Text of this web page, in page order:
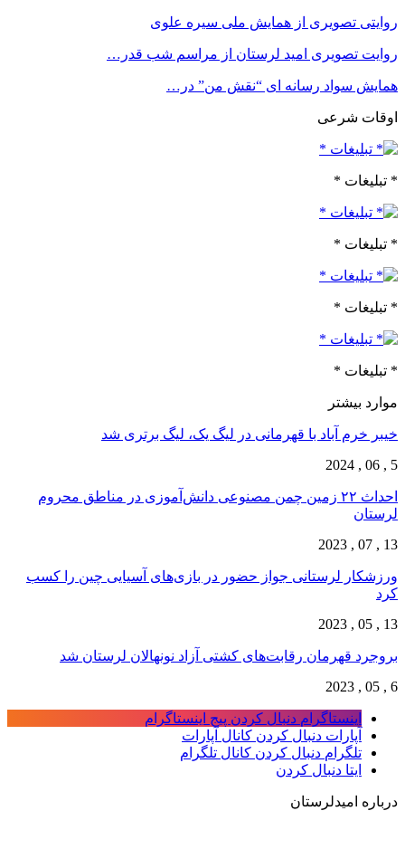
روایتی تصویری از همایش ملی سیره علوی
روایت تصویری امید لرستان از مراسم شب قدر…
همایش سواد رسانه ای “نقش من” در…
اوقات شرعی
* تبلیغات *
* تبلیغات *
* تبلیغات *
* تبلیغات *
موارد بیشتر
خیبر خرم آباد با قهرمانی در لیگ یک، لیگ برتری شد
5 , 06 , 2024
احداث ۲۲ زمین چمن مصنوعی دانش‌آموزی در مناطق محروم
لرستان
13 , 07 , 2023
ورزشکار لرستانی جواز حضور در بازی‌های آسیایی چین را کسب
کرد
13 , 05 , 2023
بروجرد قهرمان رقابت‌های کشتی آزاد نونهالان لرستان شد
6 , 05 , 2023
اینستاگرام دنبال کردن پیج اینستاگرام
آپارات دنبال کردن کانال آپارات
تلگرام دنبال کردن کانال تلگرام
ایتا دنبال کردن
درباره امیدلرستان